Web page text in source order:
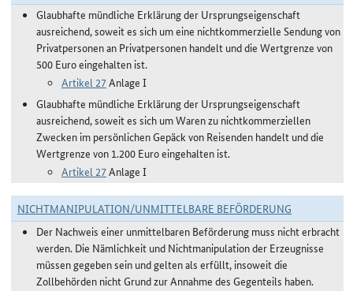
Glaubhafte mündliche Erklärung der Ursprungseigenschaft
ausreichend, soweit es sich um eine nichtkommerzielle Sendung von
Privatpersonen an Privatpersonen handelt und die Wertgrenze von
500 Euro eingehalten ist.
Artikel 27Anlage I
Glaubhafte mündliche Erklärung der Ursprungseigenschaft
ausreichend, soweit es sich um Waren zu nichtkommerziellen
Zwecken im persönlichen Gepäck von Reisenden handelt und die
Wertgrenze von 1.200 Euro eingehalten ist.
Artikel 27Anlage I
NICHTMANIPULATION/UNMITTELBARE BEFÖRDERUNG
Der Nachweis einer unmittelbaren Beförderung muss nicht erbracht
werden. Die Nämlichkeit und Nichtmanipulation der Erzeugnisse
müssen gegeben sein und gelten als erfüllt, insoweit die
Zollbehörden nicht Grund zur Annahme des Gegenteils haben.